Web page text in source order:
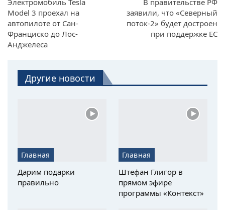
Model 3 проехал на
автопилоте от Сан-
Франциско до Лос-
Анджелеса
заявили, что «Северный
поток-2» будет достроен
при поддержке ЕС
Другие новости
Главная
Дарим подарки
правильно
Главная
Штефан Глигор в
прямом эфире
программы «Контекст»